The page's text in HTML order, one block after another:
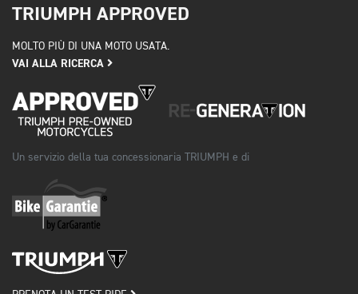
TRIUMPH APPROVED
MOLTO PIÙ DI UNA MOTO USATA.
VAI ALLA RICERCA
Un servizio della tua concessionaria TRIUMPH e di